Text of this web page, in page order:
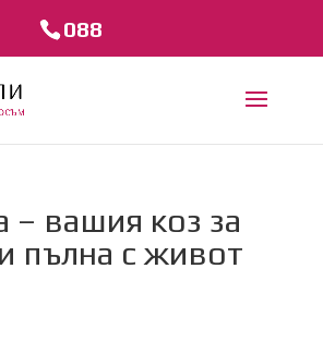
088
– вашия коз за
пълна с живот